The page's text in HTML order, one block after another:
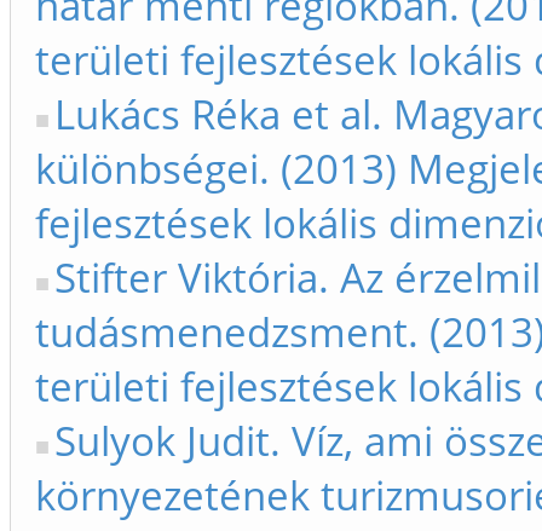
területi fejlesztések lokális
Lukács Réka et al.
különbségei. (2013)
fejlesztések lokális
Stifter Viktória. Az
tudásmenedzsment.
területi fejlesztések lokális
Sulyok Judit. Víz, ami
környezetének